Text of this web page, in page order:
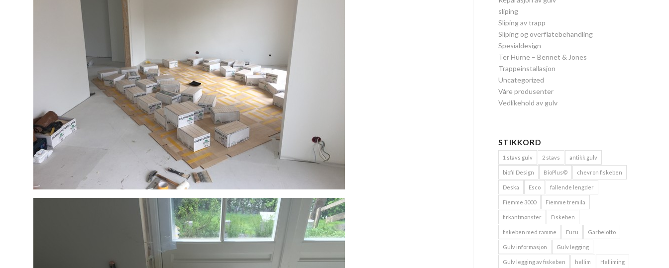
sliping
Sliping av trapp
Sliping og overflatebehandling
Spesialdesign
Ter Hürne – Bennet & Jones
Trappeinstallasjon
Uncategorized
Våre produsenter
Vedlikehold av gulv
STIKKORD
1 stavs gulv 2 stavs antikk gulv
biofil Design BioPlus© chevron fiskeben
Deska Esco fallende lengder
Fiemme 3000 Fiemme tremila
firkantmønster Fiskeben
fiskeben med ramme Furu Garbelotto
Gulv informasjon Gulv legging
Gulv legging av fiskeben hellim Helliming